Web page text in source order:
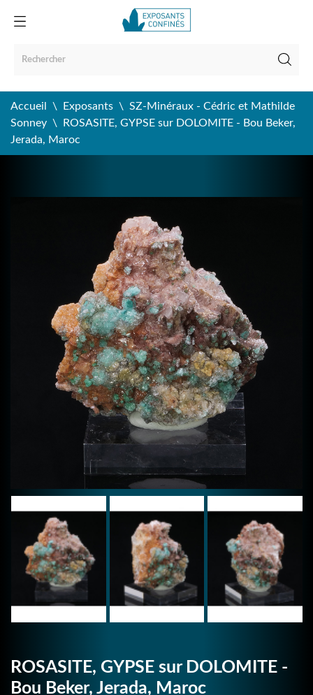
Accueil Exposants
SZ-Minéraux - Cédric et Mathilde
Sonney
ROSASITE, GYPSE sur DOLOMITE - Bou Beker,
Jerada, Maroc
ROSASITE, GYPSE sur DOLOMITE -
Bou Beker, Jerada, Maroc